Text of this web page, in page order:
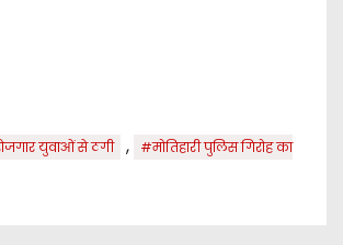
युवाओं से ठगी ,
#मोतिहारी पुलिस गिरोह का